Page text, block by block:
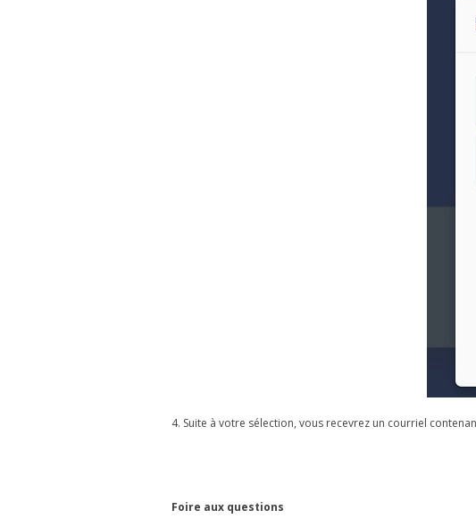
4. Suite à votre sélection, vous recevrez un courriel
Foire aux questions